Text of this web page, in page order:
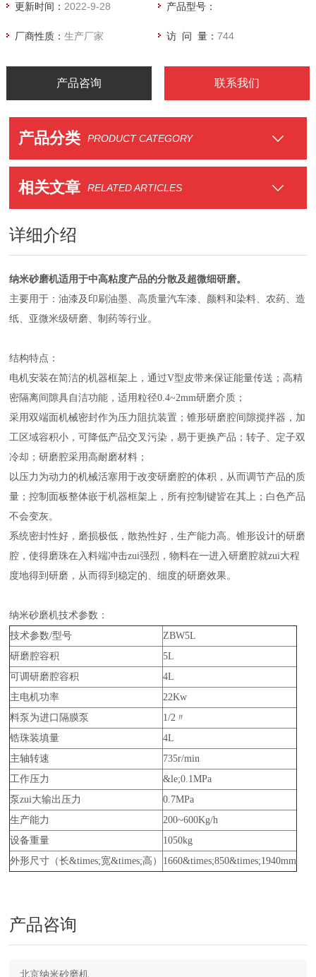
更新时间： 2022-9-28 产品型号：
厂商性质： 生产厂家 访 问 量： 744
产品咨询 联系我们
产品分类 PRODUCT CATEGORY
相关文章 RELATED ARTICLES
详细介绍
纳米砂磨机适用于中高粘度产品的分散及超微细研磨。
主要用于：油漆及印刷油墨、高质量汽车漆、颜料和染料、农药、造
纸、亚微米级研磨、制药等行业。
结构特点：
电机安装在简洁的机器框架上，通过V型皮带来保证能量传送；高精
密隔离间隙具自洁功能，适用粒径0.4~2mm研磨介质；
采用双端面机械密封作为压力阻抗装置；锥形研磨腔间隙搅拌器，加
工区域容积小，可降低产品交叉污染，易于更换产品；转子、定子双
冷却；研磨腔采用高耐磨材料；
以压力为动力的机械活塞用于改变研磨腔的体积，从而调节产品的质
量；控制面板整体嵌于机器框架上，所有控制键皆在其上；白色产品
不会变灰。
系统密封性好，磨损极低，散热性好，生产能力高。锥形设计的研磨
腔，使得磨珠在入料端冲击zui强烈，物料在一进入研磨腔就zui大程
度地得到研磨，从而得到稳定的、细度的研磨效果。
纳米砂磨机技术参数：
技术参数/型号
ZBW5L
研磨腔容积
5L
可调研磨腔容积
4L
主电机功率
22Kw
料泵为进口隔膜泵
1/2〃
锆珠装填量
4L
主轴转速
735r/min
工作压力
&le;0.1MPa
泵zui大输出压力
0.7MPa
生产能力
200~600Kg/h
设备重量
1050kg
外形尺寸（长&times;宽&times;高）
1660&times;850&times;1940mm
产品咨询